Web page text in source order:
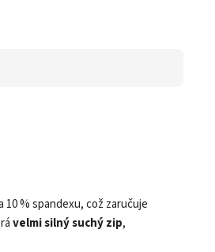
% spandexu, což zaručuje
velmi silný suchý zip,